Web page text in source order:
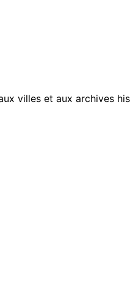
villes et aux archives